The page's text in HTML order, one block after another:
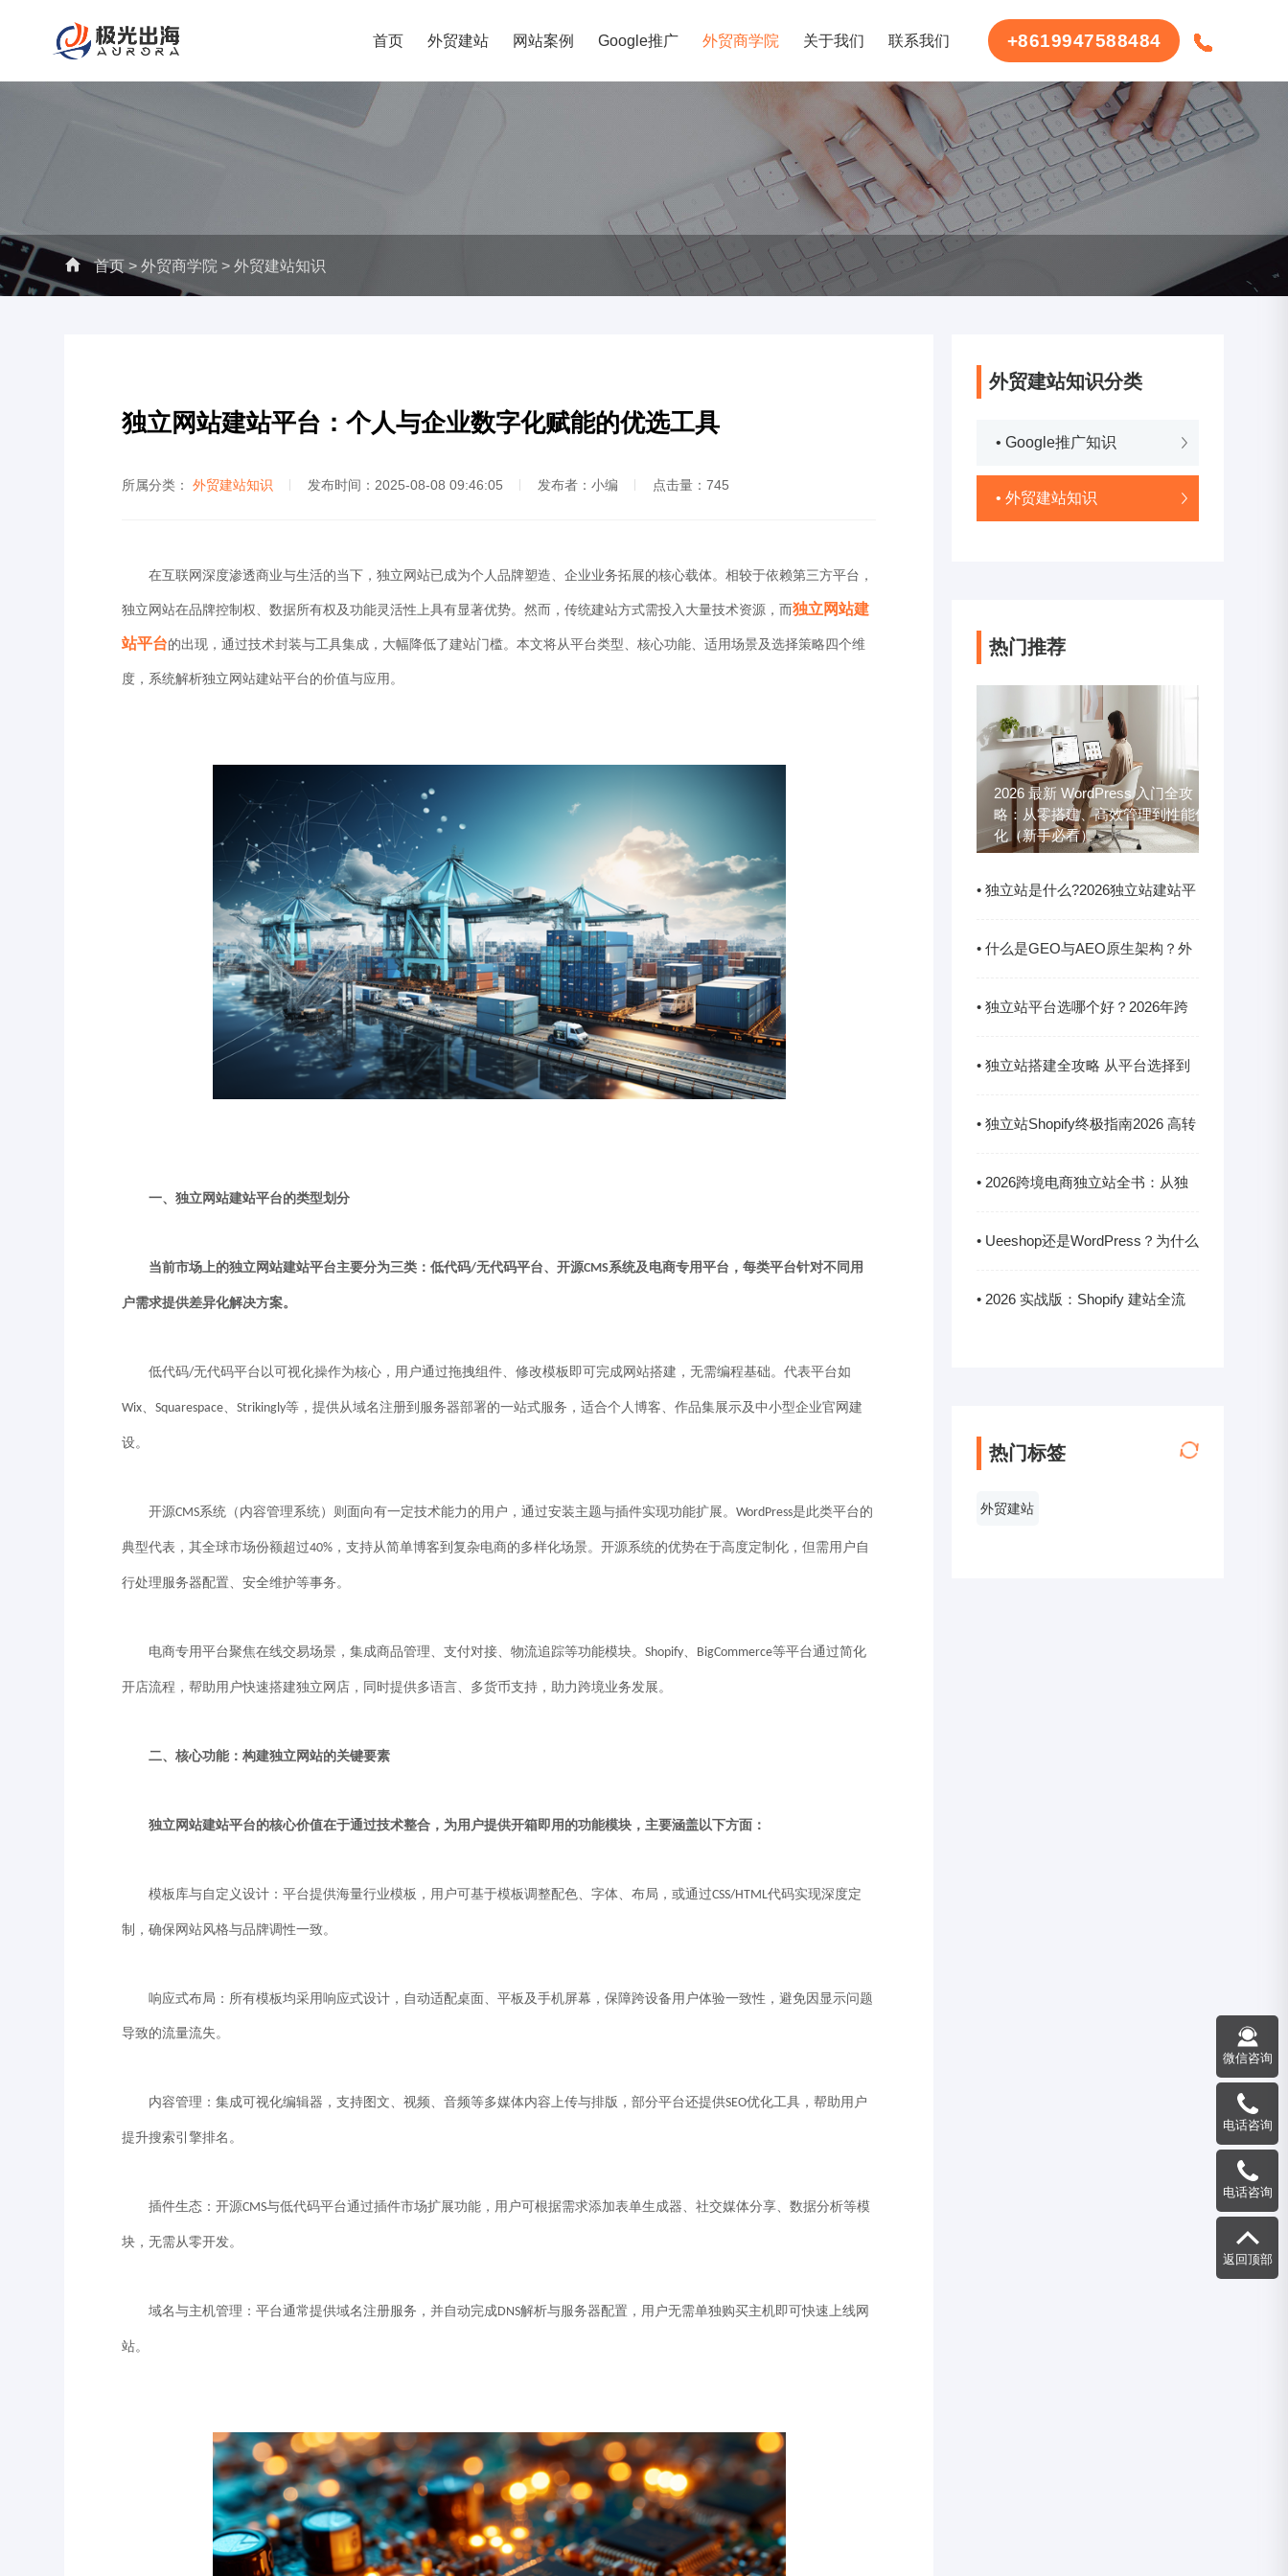
+8619947588484
首页 外贸建站 网站案例 Google推广 外贸商学院 关于我们 联系我们
首页 >外贸商学院 >外贸建站知识
外贸建站知识分类
• Google推广知识
• 外贸建站知识
热门推荐
2026 最新 WordPress 入门全攻
略：从零搭建、高效管理到性能优
化（新手必看）
• 独立站是什么?2026独立站建站平
台对比指南
• 什么是GEO与AEO原生架构？外
贸独立站面向AI时代生成式搜索优
化指南
• 独立站平台选哪个好？2026年跨
境出海建站平台深度测评与选择指
南
• 独立站搭建全攻略 从平台选择到
高转化引流方案
• 独立站Shopify终极指南2026 高转
化建站引流实战解析
• 2026跨境电商独立站全书：从独
立站搭建、建站到高阶运营实战指
南
• Ueeshop还是WordPress？为什么
90%的头部跨境卖家最终选择了后
• 2026 实战版：Shopify 建站全流
热门标签
外贸建站
独立网站建站平台：个人与企业数字化赋能的优选工具
所属分类： 外贸建站知识 发布时间：2025-08-08 09:46:05 发布者：小编 点击量：745
在互联网深度渗透商业与生活的当下，独立网站已成为个人品牌塑造、企业业务拓展的核心载体。相较于依赖第三方平台，
独立网站在品牌控制权、数据所有权及功能灵活性上具有显著优势。然而，传统建站方式需投入大量技术资源，而独立网站建
站平台的出现，通过技术封装与工具集成，大幅降低了建站门槛。本文将从平台类型、核心功能、适用场景及选择策略四个维
度，系统解析独立网站建站平台的价值与应用。
一、独立网站建站平台的类型划分
当前市场上的独立网站建站平台主要分为三类：低代码/无代码平台、开源CMS系统及电商专用平台，每类平台针对不同用
户需求提供差异化解决方案。
低代码/无代码平台以可视化操作为核心，用户通过拖拽组件、修改模板即可完成网站搭建，无需编程基础。代表平台如
Wix、Squarespace、Strikingly等，提供从域名注册到服务器部署的一站式服务，适合个人博客、作品集展示及中小型企业官网建
设。
开源CMS系统（内容管理系统）则面向有一定技术能力的用户，通过安装主题与插件实现功能扩展。WordPress是此类平台的
典型代表，其全球市场份额超过40% ，支持从简单博客到复杂电商的多样化场景。开源系统的优势在于高度定制化，但需用户自
行处理服务器配置、安全维护等事务。
电商专用平台聚焦在线交易场景，集成商品管理、支付对接、物流追踪等功能模块。Shopify、 BigCommerce等平台通过简化
开店流程，帮助用户快速搭建独立网店，同时提供多语言、多货币支持，助力跨境业务发展。
二、核心功能：构建独立网站的关键要素
独立网站建站平台的核心价值在于通过技术整合，为用户提供开箱即用的功能模块，主要涵盖以下方面：
模板库与自定义设计：平台提供海量行业模板，用户可基于模板调整配色、字体、布局，或通过CSS/HTML代码实现深度定
制，确保网站风格与品牌调性一致。
响应式布局：所有模板均采用响应式设计，自动适配桌面、平板及手机屏幕，保障跨设备用户体验一致性，避免因显示问题
导致的流量流失。
内容管理：集成可视化编辑器，支持图文、视频、音频等多媒体内容上传与排版，部分平台还提供SEO优化工具，帮助用户
提升搜索引擎排名。
插件生态：开源CMS与低代码平台通过插件市场扩展功能，用户可根据需求添加表单生成器、社交媒体分享、数据分析等模
块，无需从零开发。
域名与主机管理：平台通常提供域名注册服务，并自动完成DNS解析与服务器配置，用户无需单独购买主机即可快速上线网
站。
微信咨询
电话咨询
电话咨询
返回顶部